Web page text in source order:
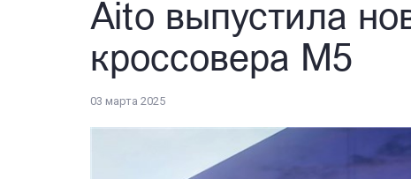
Aito выпустила
кроссовера M5
03 марта 2025